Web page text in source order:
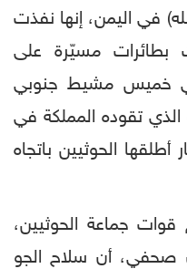
في اليمن، إنها نفذت
بطائرات مسيّرة على
في خميس مشيط جنوبي
الذي تقوده المملكة في
الحوثيين باتجاه
جماعة الحوثيين،
صحفي، أن سلاح الجو